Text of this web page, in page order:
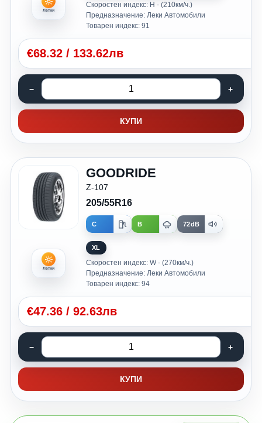
Летни
Скоростен индекс: H - (210км/ч.)
Предназначение: Леки Автомобили
Товарен индекс: 91
€68.32 / 133.62лв
КУПИ
Летни
GOODRIDE
Z-107
205/55R16
C B 72dB
XL
Скоростен индекс: W - (270км/ч.)
Предназначение: Леки Автомобили
Товарен индекс: 94
€47.36 / 92.63лв
КУПИ